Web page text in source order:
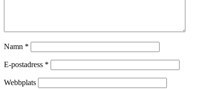
Namn *
E-postadress *
Webbplats